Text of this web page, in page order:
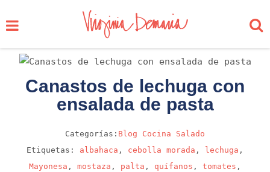
Canastos de lechuga con
ensalada de pasta
Categorías: Blog Cocina
Salado
Etiquetas: albahaca , cebolla morada , lechuga ,
Mayonesa , mostaza , palta , quífanos , tomates ,